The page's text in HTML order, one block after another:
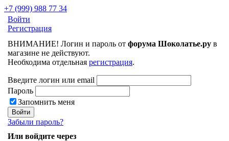
+7 (999) 988 77 34
Войти
Регистрация
ВНИМАНИЕ! Логин и пароль от форума Шоколатье.ру в
магазине не действуют.
Необходима отдельная регистрация.
Введите логин или email
Пароль
Запомнить меня
Забыли пароль?
Или войдите через